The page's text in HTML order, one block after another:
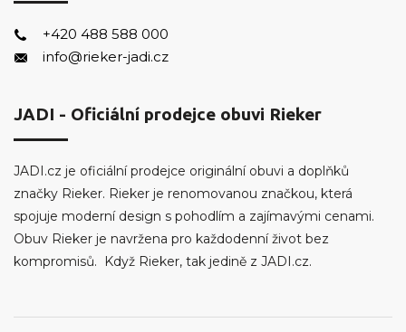
+420 488 588 000
info@rieker-jadi.cz
JADI - Oficiální prodejce obuvi Rieker
JADI.cz je oficiální prodejce originální obuvi a doplňků
značky Rieker. Rieker je renomovanou značkou, která
spojuje moderní design s pohodlím a zajímavými cenami.
Obuv Rieker je navržena pro každodenní život bez
kompromisů. Když Rieker, tak jedině z JADI.cz.